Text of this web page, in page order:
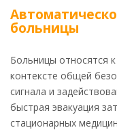
больницы
Больницы относятся
контексте общей
сигнала и
быстрая эвакуация
стационарных